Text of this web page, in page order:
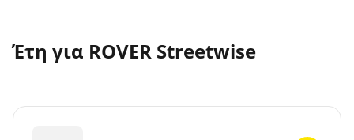
Έτη για ROVER Streetwise